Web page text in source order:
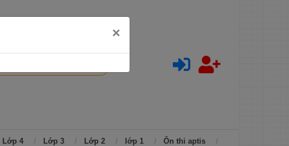
Lớp 4 Lớp 3 Lớp 2 lớp 1
Ôn thi aptis
×